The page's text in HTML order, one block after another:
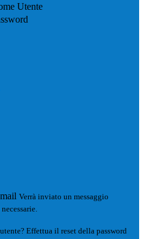
Utente
Verrà inviato un messaggio
Effettua il reset della password